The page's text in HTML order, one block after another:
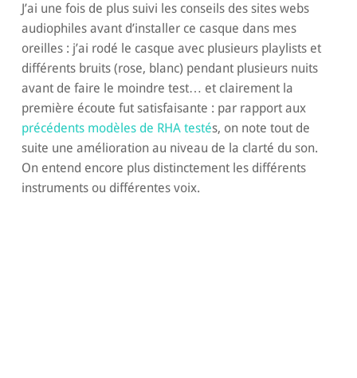
J’ai une fois de plus suivi les conseils des sites webs
audiophiles avant d’installer ce casque dans mes
oreilles : j’ai rodé le casque avec plusieurs playlists et
différents bruits (rose, blanc) pendant plusieurs nuits
avant de faire le moindre test… et clairement la
première écoute fut satisfaisante : par rapport aux
précédents modèles de RHA testés, on note tout de
suite une amélioration au niveau de la clarté du son.
On entend encore plus distinctement les différents
instruments ou différentes voix.